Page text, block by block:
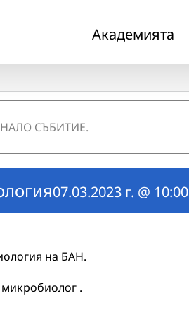
Академията
СЪБИТИЕ.
07.03.2023 г. @ 10:00
на БАН.
.